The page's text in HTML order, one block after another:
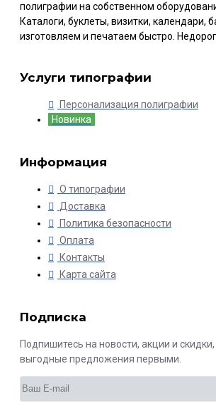
полиграфии на собственном
Каталоги, буклеты, визитки, календари,
изготовляем и печатаем быстро.
Услуги типографии
Персонализация полиграфии
Новинка
Информация
О типографии
Доставка
Политика безопасности
Оплата
Контакты
Карта сайта
Подписка
Подпишитесь на новости, акции и
выгодные предложения первыми.